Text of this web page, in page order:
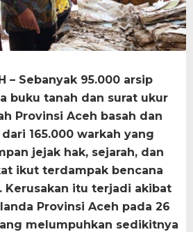
– Sebanyak 95.000 arsip
buku tanah dan surat ukur
Provinsi Aceh basah dan
165.000 warkah yang
jejak hak, sejarah, dan
ikut terdampak bencana
itu terjadi akibat
Provinsi Aceh pada 26
melumpuhkan sedikitnya